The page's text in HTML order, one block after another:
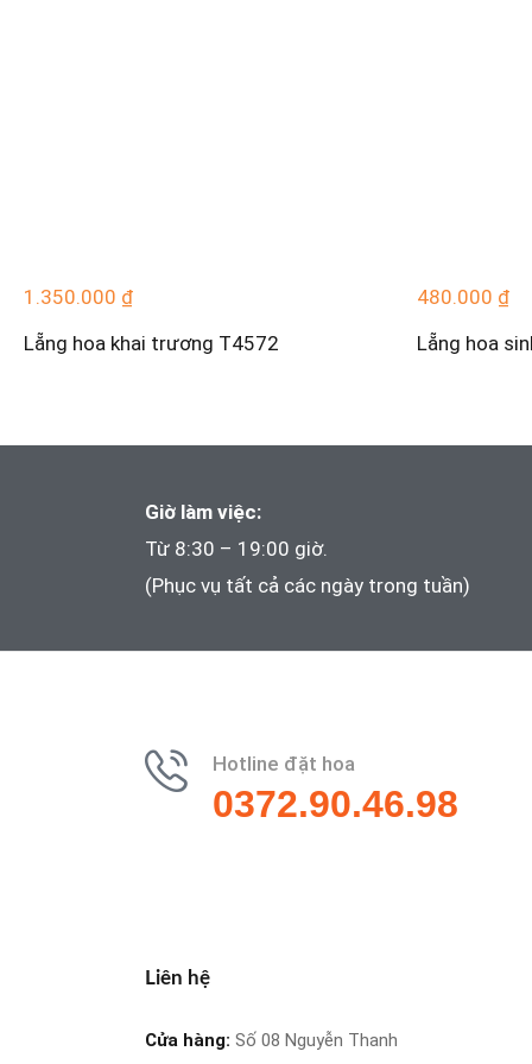
1.350.000 ₫
Lẵng hoa khai trương T4572
480.000 ₫
Lẵng hoa
Giờ làm việc:
Từ 8:30 – 19:00 giờ.
(Phục vụ tất cả các ngày trong tuần)
Hotline đặt hoa
0372.90.46.98
Liên hệ
Cửa hàng: Số 08 Nguyễn Thanh